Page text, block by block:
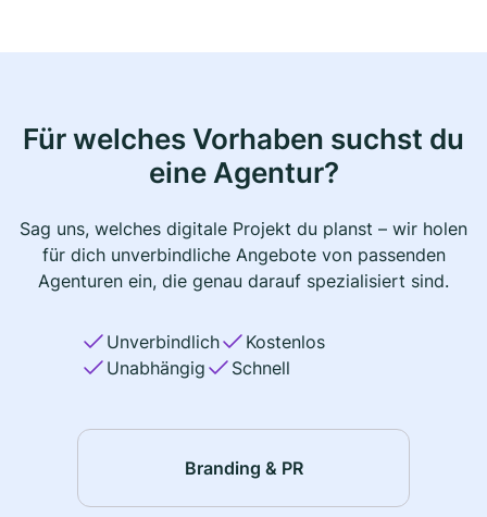
Für welches Vorhaben suchst du
eine Agentur?
Sag uns, welches digitale Projekt du planst – wir holen
für dich unverbindliche Angebote von passenden
Agenturen ein, die genau darauf spezialisiert sind.
Unverbindlich
Kostenlos
Unabhängig
Schnell
Branding & PR